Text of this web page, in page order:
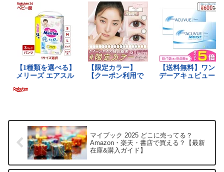
マイブック 2025 どこに売ってる？
Amazon・楽天・書店で買える？【最新
在庫&購入ガイド】